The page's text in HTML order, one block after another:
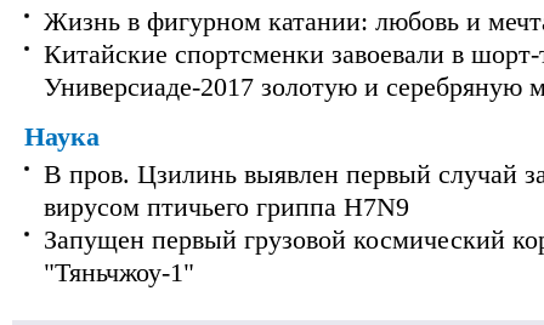
Жизнь в фигурном катании: любовь и
Китайские спортсменки завоевали в шорт-
Универсиаде-2017 золотую и серебряную
Наука
В пров. Цзилинь выявлен первый случай
вирусом птичьего гриппа H7N9
Запущен первый грузовой космический
"Тяньчжоу-1"